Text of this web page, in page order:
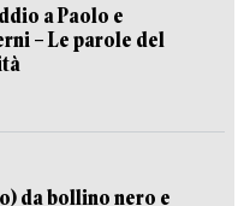
a Paolo e
– Le parole del
da bollino nero e